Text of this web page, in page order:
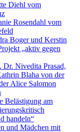
Diehl vom
Rosendahl vom
Boger und Kerstin
„aktiv gegen
Nivedita Prasad,
Blaha von der
Alice Salomon
Belästigung am
handeln“
und Mädchen mit